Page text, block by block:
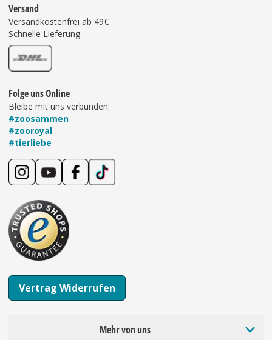
Versand
Versandkostenfrei ab 49€
Schnelle Lieferung
Folge uns Online
Bleibe mit uns verbunden:
#zoosammen
#zooroyal
#tierliebe
Vertrag Widerrufen
Mehr von uns